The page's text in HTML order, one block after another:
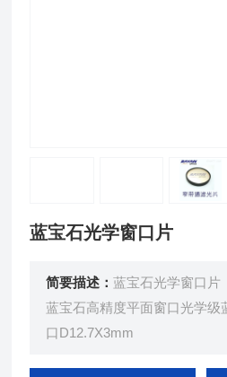
蓝宝石光学窗口片
简要描述：蓝宝石光学窗口片
蓝宝石高精度平面窗口光学级
口D12.7X3mm